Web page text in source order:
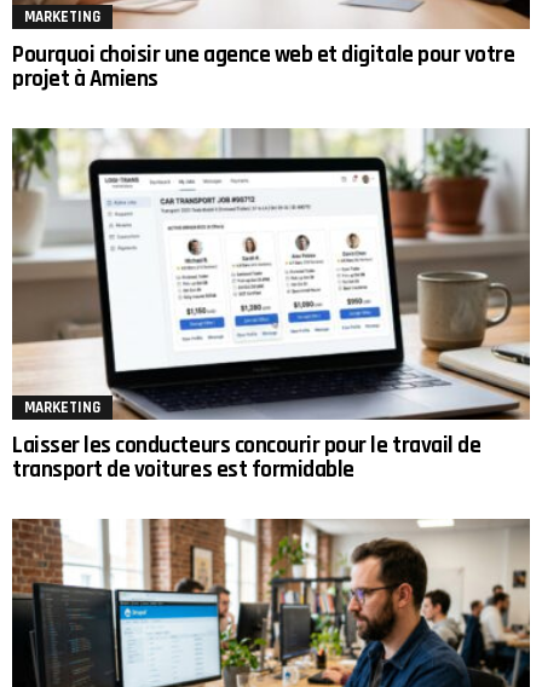
MARKETING
Pourquoi choisir une agence web et digitale pour votre
projet à Amiens
MARKETING
Laisser les conducteurs concourir pour le travail de
transport de voitures est formidable